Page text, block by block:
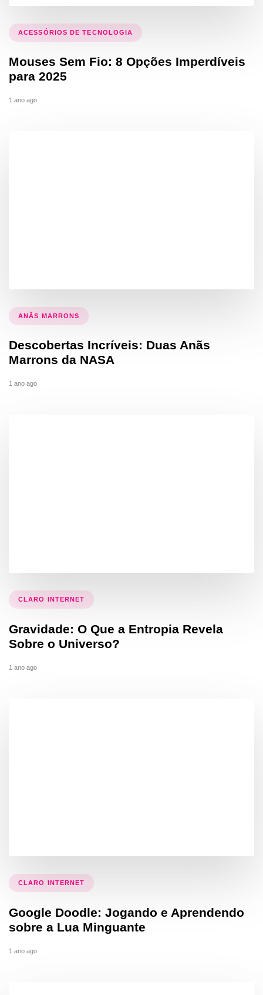
ACESSÓRIOS DE TECNOLOGIA
Mouses Sem Fio: 8 Opções Imperdíveis
para 2025
1 ano ago
ANÃS MARRONS
Descobertas Incríveis: Duas Anãs
Marrons da NASA
1 ano ago
CLARO INTERNET
Gravidade: O Que a Entropia Revela
Sobre o Universo?
1 ano ago
CLARO INTERNET
Google Doodle: Jogando e Aprendendo
sobre a Lua Minguante
1 ano ago